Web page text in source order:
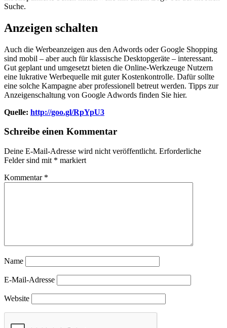
Suche.
Anzeigen schalten
Auch die Werbeanzeigen aus den Adwords oder Google Shopping
sind mobil – aber auch für klassische Desktopgeräte – interessant.
Gut geplant und umgesetzt bieten die Online-Werkzeuge Nutzern
eine lukrative Werbequelle mit guter Kostenkontrolle. Dafür sollte
eine solche Kampagne aber professionell betreut werden. Tipps zur
Anzeigenschaltung von Google Adwords finden Sie hier.
Quelle: http://goo.gl/RpYpU3
Schreibe einen Kommentar
Deine E-Mail-Adresse wird nicht veröffentlicht. Erforderliche
Felder sind mit * markiert
Kommentar *
Name
E-Mail-Adresse
Website